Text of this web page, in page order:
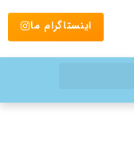
اینستاگرام ما